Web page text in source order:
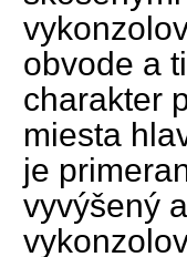
obvode a
charakter
miesta
je
vyvýšený